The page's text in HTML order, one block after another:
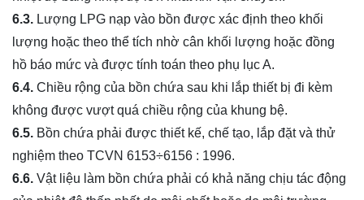
6.3. Lượng LPG nạp vào bồn được xác định theo khối
lượng hoặc theo thể tích nhờ cân khối lượng hoặc đồng
hồ báo mức và được tính toán theo phụ lục A.
6.4. Chiều rộng của bồn chứa sau khi lắp thiết bị đi kèm
không được vượt quá chiều rộng của khung bệ.
6.5. Bồn chứa phải được thiết kế, chế tạo, lắp đặt và thử
nghiệm theo TCVN 6153÷6156 : 1996.
6.6. Vật liệu làm bồn chứa phải có khả năng chịu tác động